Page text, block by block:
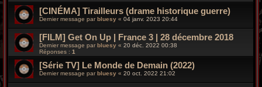
[CINÉMA] Tirailleurs (drame historique guerre)
Dernier message parbluesy « 04 janv. 2023 20:44
[FILM] Get On Up | France 3 | 28 décembre 2018
Dernier message par bluesy « 20 déc. 2022 00:38
Réponses : 1
[Série TV] Le Monde de Demain (2022)
Dernier message parbluesy « 20 oct. 2022 21:02